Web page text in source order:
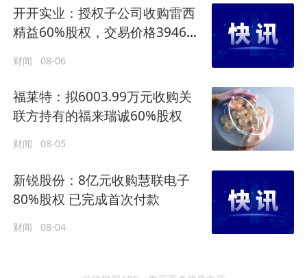
开开实业：授权子公司收购雷西
精益60%股权，交易价格3946万
财闻 08-06
福莱特：拟6003.99万元收购关
联方持有的福来瑞诚60%股权
财闻 08-05
新锐股份：8亿元收购慧联电子
80%股权 已完成首次付款
财闻 08-04